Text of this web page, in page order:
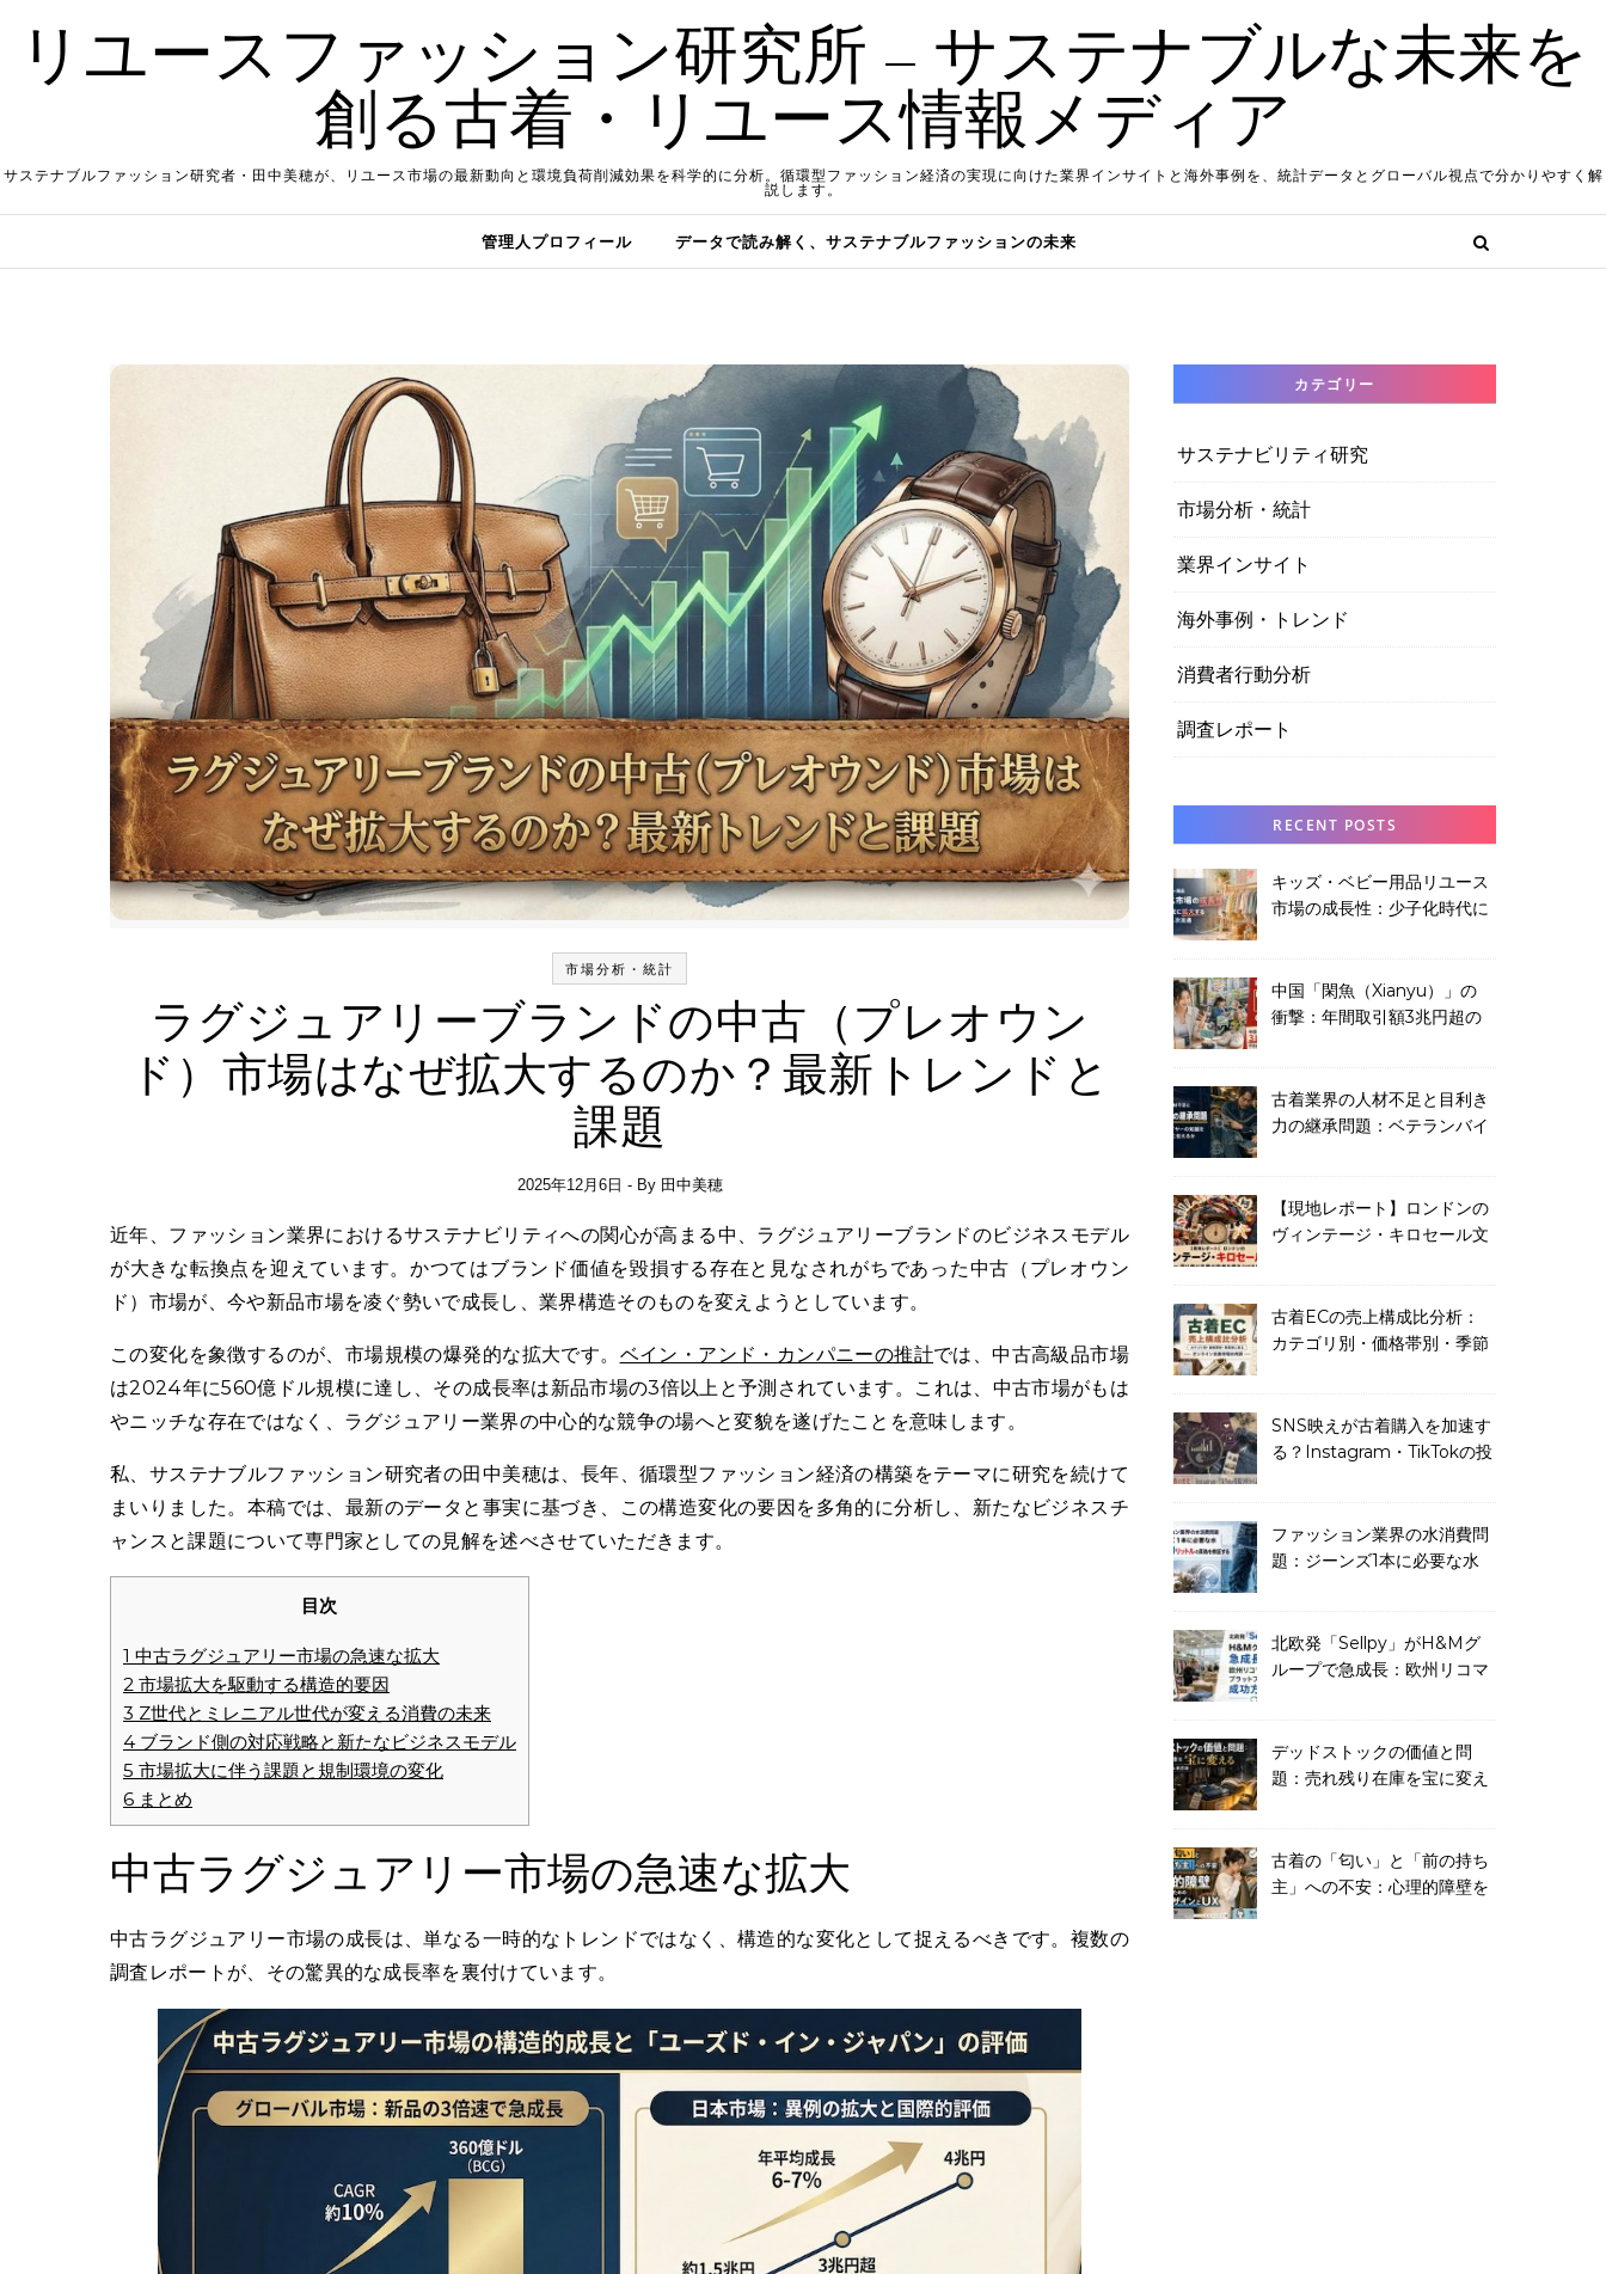
リユースファッション研究所 – サステナブルな未来を
創る古着・リユース情報メディア
サステナブルファッション研究者・田中美穂が、リユース市場の最新動向と環境負荷削減効果を科学的に分析。循環型ファッション経済の実現に向けた業界インサイトと海外事例を、統計データとグローバル視点で分かりやすく解
説します。
管理人プロフィール データで読み解く、サステナブルファッションの未来
市場分析・統計
ラグジュアリーブランドの中古（プレオウン
ド）市場はなぜ拡大するのか？最新トレンドと
課題
2025年12月6日 - By 田中美穂
近年、ファッション業界におけるサステナビリティへの関心が高まる中、ラグジュアリーブランドのビジネスモデル
が大きな転換点を迎えています。かつてはブランド価値を毀損する存在と見なされがちであった中古（プレオウン
ド）市場が、今や新品市場を凌ぐ勢いで成長し、業界構造そのものを変えようとしています。
この変化を象徴するのが、市場規模の爆発的な拡大です。 ベイン・アンド・カンパニーの推計では、中古高級品市場
は2024年に560億ドル規模に達し、その成長率は新品市場の3倍以上と予測されています。これは、中古市場がもは
やニッチな存在ではなく、ラグジュアリー業界の中心的な競争の場へと変貌を遂げたことを意味します。
私、サステナブルファッション研究者の田中美穂は、長年、循環型ファッション経済の構築をテーマに研究を続けて
まいりました。本稿では、最新のデータと事実に基づき、この構造変化の要因を多角的に分析し、新たなビジネスチ
ャンスと課題について専門家としての見解を述べさせていただきます。
目次
1 中古ラグジュアリー市場の急速な拡大
2 市場拡大を駆動する構造的要因
3 Z世代とミレニアル世代が変える消費の未来
4 ブランド側の対応戦略と新たなビジネスモデル
5 市場拡大に伴う課題と規制環境の変化
6 まとめ
中古ラグジュアリー市場の急速な拡大
中古ラグジュアリー市場の成長は、単なる一時的なトレンドではなく、構造的な変化として捉えるべきです。複数の
調査レポートが、その驚異的な成長率を裏付けています。
カテゴリー
サステナビリティ研究
市場分析・統計
業界インサイト
海外事例・トレンド
消費者行動分析
調査レポート
RECENT POSTS
キッズ・ベビー用品リユース
市場の成長性：少子化時代に
中国「閑魚（Xianyu）」の
衝撃：年間取引額3兆円超の
古着業界の人材不足と目利き
力の継承問題：ベテランバイ
【現地レポート】ロンドンの
ヴィンテージ・キロセール文
古着ECの売上構成比分析：
カテゴリ別・価格帯別・季節
SNS映えが古着購入を加速す
る？Instagram・TikTokの投
ファッション業界の水消費問
題：ジーンズ1本に必要な水
北欧発「Sellpy」がH&Mグ
ループで急成長：欧州リコマ
デッドストックの価値と問
題：売れ残り在庫を宝に変え
古着の「匂い」と「前の持ち
主」への不安：心理的障壁を